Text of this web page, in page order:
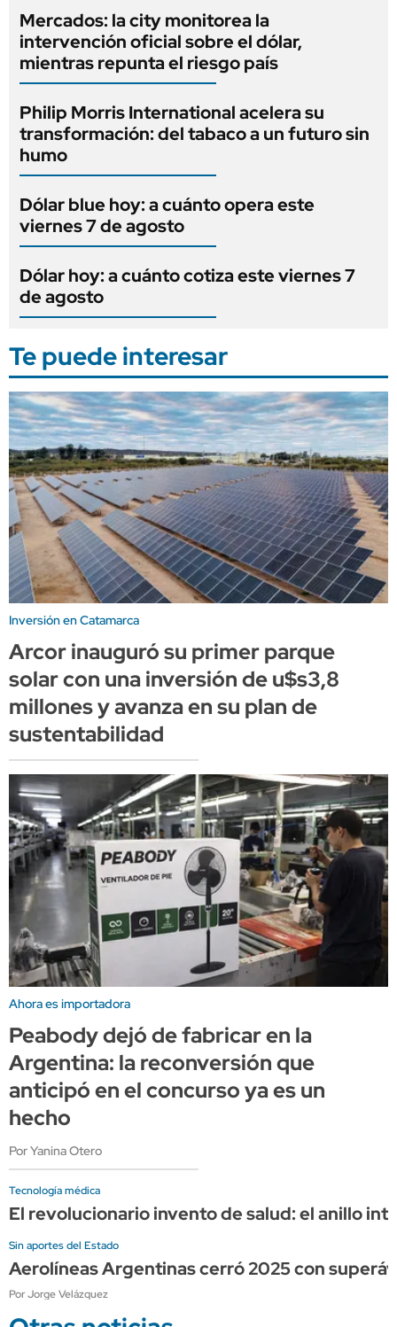
Mercados: la city monitorea la
intervención oficial sobre el dólar,
mientras repunta el riesgo país
Philip Morris International acelera su
transformación: del tabaco a un futuro sin
humo
Dólar blue hoy: a cuánto opera este
viernes 7 de agosto
Dólar hoy: a cuánto cotiza este viernes 7
de agosto
Te puede interesar
Inversión en Catamarca
Arcor inauguró su primer parque
solar con una inversión de u$s3,8
millones y avanza en su plan de
sustentabilidad
Ahora es importadora
Peabody dejó de fabricar en la
Argentina: la reconversión que
anticipó en el concurso ya es un
hecho
Por Yanina Otero
Tecnología médica
El revolucionario invento de salud: el anillo
Sin aportes del Estado
Aerolíneas Argentinas cerró 2025 con
Por Jorge Velázquez